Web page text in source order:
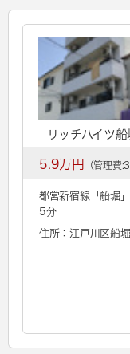
リッチハイツ
5.9万円 （管理費
都営新宿線「船堀
5分
住所：江戸川区船